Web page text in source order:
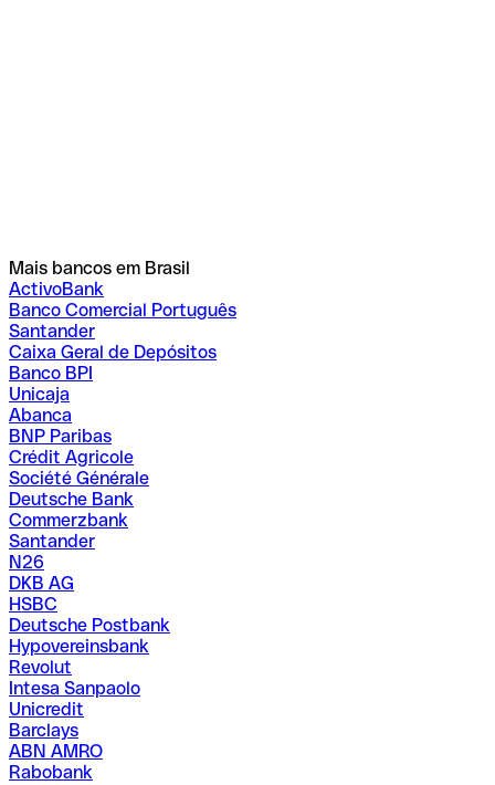
Mais bancos em Brasil
ActivoBank
Banco Comercial Português
Santander
Caixa Geral de Depósitos
Banco BPI
Unicaja
Abanca
BNP Paribas
Crédit Agricole
Société Générale
Deutsche Bank
Commerzbank
Santander
N26
DKB AG
HSBC
Deutsche Postbank
Hypovereinsbank
Revolut
Intesa Sanpaolo
Unicredit
Barclays
ABN AMRO
Rabobank